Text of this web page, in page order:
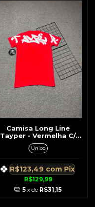
Camisa Long Line
Tayper - Vermelha C/
Nome Tayper
Único
R$129,99
R$123,49 com Pix
5 x de R$31,15